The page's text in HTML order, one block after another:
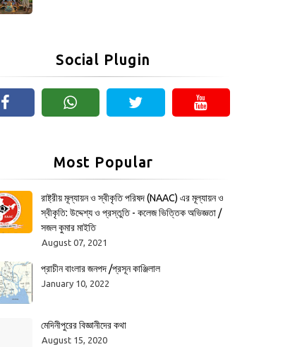
Social Plugin
Most Popular
রাষ্ট্রীয় মূল্যায়ন ও স্বীকৃতি পরিষদ (NAAC) এর মূল্যায়ন ও
স্বীকৃতি: উদ্দেশ্য ও প্রস্তুতি - কলেজ ভিত্তিক অভিজ্ঞতা /
সজল কুমার মাইতি
August 07, 2021
প্রাচীন বাংলার জনপদ /প্রসূন কাঞ্জিলাল
January 10, 2022
মেদিনীপুরের বিজ্ঞানীদের কথা
August 15, 2020